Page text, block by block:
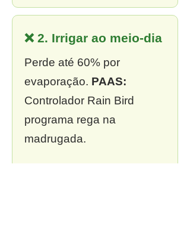
❌ 2. Irrigar ao meio-dia
Perde até 60% por
evaporação. PAAS:
Controlador Rain Bird
programa rega na
madrugada.